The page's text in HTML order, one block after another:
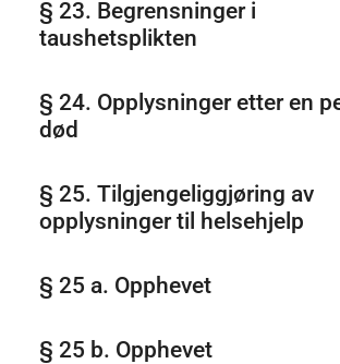
§ 23. Begrensninger i
taushetsplikten
§ 24. Opplysninger etter en
død
§ 25. Tilgjengeliggjøring av
opplysninger til helsehjelp
§ 25 a. Opphevet
§ 25 b. Opphevet